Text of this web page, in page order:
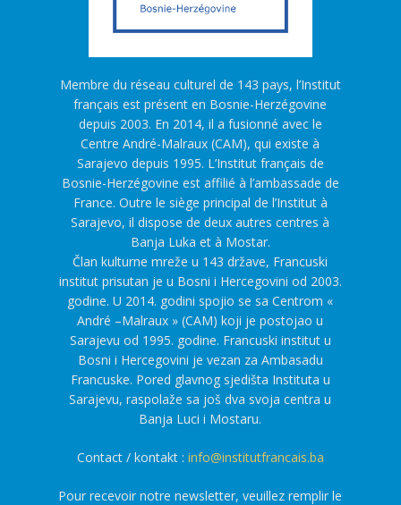
Membre du réseau culturel de 143 pays, l’Institut
français est présent en Bosnie-Herzégovine
depuis 2003. En 2014, il a fusionné avec le
Centre André-Malraux (CAM), qui existe à
Sarajevo depuis 1995. L’Institut français de
Bosnie-Herzégovine est affilié à l’ambassade de
France. Outre le siège principal de l’Institut à
Sarajevo, il dispose de deux autres centres à
Banja Luka et à Mostar.
Član kulturne mreže u 143 države, Francuski
institut prisutan je u Bosni i Hercegovini od 2003.
godine. U 2014. godini spojio se sa Centrom «
André –Malraux » (CAM) koji je postojao u
Sarajevu od 1995. godine. Francuski institut u
Bosni i Hercegovini je vezan za Ambasadu
Francuske. Pored glavnog sjedišta Instituta u
Sarajevu, raspolaže sa još dva svoja centra u
Banja Luci i Mostaru.
Contact / kontakt : info@institutfrancais.ba
Pour recevoir notre newsletter, veuillez remplir le